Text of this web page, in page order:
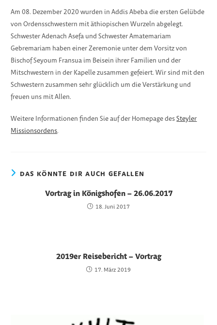
Am 08. Dezember 2020 wurden in Addis Abeba die ersten Gelübde
von Ordensschwestern mit äthiopischen Wurzeln abgelegt.
Schwester Adenach Asefa und Schwester Amatemariam
Gebremariam haben einer Zeremonie unter dem Vorsitz von
Bischof Seyoum Fransua im Beisein ihrer Familien und der
Mitschwestern in der Kapelle zusammen gefeiert. Wir sind mit den
Schwestern zusammen sehr glücklich um die Verstärkung und
freuen uns mit Allen.
Weitere Informationen finden Sie auf der Homepage desSteyler
Missionsordens.
DAS KÖNNTE DIR AUCH GEFALLEN
Vortrag in Königshofen – 26.06.2017
18. Juni 2017
2019er Reisebericht – Vortrag
17. März 2019